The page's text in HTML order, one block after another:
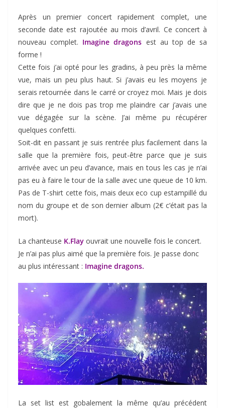
Après un premier concert rapidement complet, une
seconde date est rajoutée au mois d’avril. Ce concert à
nouveau complet. Imagine dragons est au top de sa
forme !
Cette fois j’ai opté pour les gradins, à peu près la même
vue, mais un peu plus haut. Si j’avais eu les moyens je
serais retournée dans le carré or croyez moi. Mais je dois
dire que je ne dois pas trop me plaindre car j’avais une
vue dégagée sur la scène. J’ai même pu récupérer
quelques confetti.
Soit-dit en passant je suis rentrée plus facilement dans la
salle que la première fois, peut-être parce que je suis
arrivée avec un peu d’avance, mais en tous les cas je n’ai
pas eu à faire le tour de la salle avec une queue de 10 km.
Pas de T-shirt cette fois, mais deux eco cup estampillé du
nom du groupe et de son dernier album (2€ c’était pas la
mort).
La chanteuse K.Flay ouvrait une nouvelle fois le concert.
Je n’ai pas plus aimé que la première fois. Je passe donc
au plus intéressant : Imagine dragons.
La set list est gobalement la même qu’au précédent